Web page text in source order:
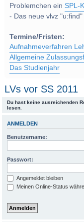
Problemchen einSPL-
- Das neue vlvz "u:find"
Termine/Fristen:
Aufnahmeverfahren
Allgemeine
Das Studienjahr
LVs vor SS 2011
Du hast keine ausreichenden
lesen.
ANMELDEN
Benutzername:
Passwort:
Angemeldet bleiben
Meinen Online-Status